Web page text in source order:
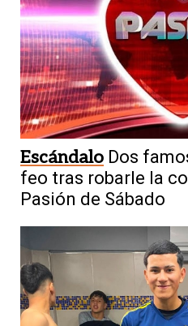
Escándalo Dos
feo tras robarle la
Pasión de Sábado